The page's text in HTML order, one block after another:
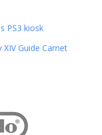
PS3 kiosk
XIV Guide Carnet